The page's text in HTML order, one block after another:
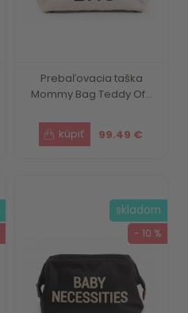
Prebaľovacia taška
Mommy Bag Teddy Of...
99.49 €
skladom
- 10 %